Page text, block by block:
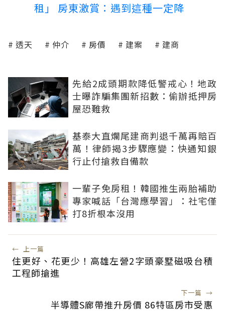
租」 房東激賞：遇到這種一定降
透天 仲介 房價 建案 建商
先給2成頭期款降低警戒心！地政
士曝詐騙集團新招數：偷辦抵押房
屋恐難救
基泰大直爛尾建商判退千萬再賠百
萬！律師揭3步驟應變：快通知銀
行止付搶救自備款
一輩子免房租！韓國推生兩胎補助
專家喊話「台灣應學習」：社宅僅
打8折根本沒用
← 上一篇
住更好、花更少！高雄左營2字頭豪墅磁吸台積
工程師搶進
下一篇 →
半導體S廊帶推升房價 86特區房市受惠